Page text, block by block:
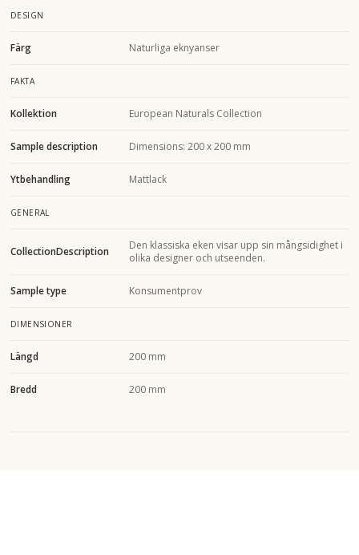
DESIGN
Färg Naturliga eknyanser
FAKTA
Kollektion European Naturals Collection
Sample description Dimensions: 200 x 200 mm
Ytbehandling Mattlack
GENERAL
CollectionDescription
Den klassiska eken visar upp sin mångsidighet i
olika designer och utseenden.
Sample type Konsumentprov
DIMENSIONER
Längd 200 mm
Bredd 200 mm